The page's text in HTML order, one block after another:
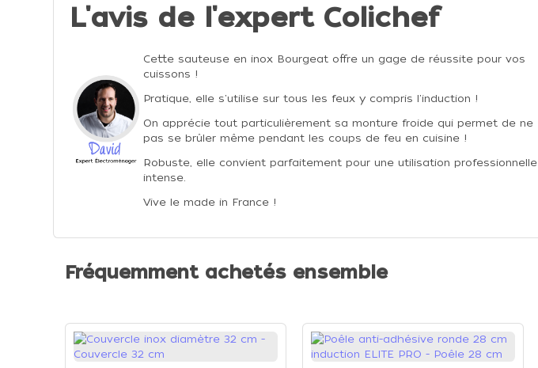
L'avis de l'expert Colichef
Cette sauteuse en inox Bourgeat offre un gage de réussite pour vos
cuissons !
Pratique, elle s'utilise sur tous les feux y compris l'induction !
On apprécie tout particulièrement sa monture froide qui permet de ne
pas se brûler même pendant les coups de feu en cuisine !
Robuste, elle convient parfaitement pour une utilisation professionnelle
intense.
Vive le made in France !
Fréquemment achetés ensemble